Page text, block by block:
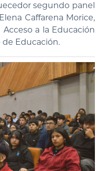
segundo panel
Caffarena Morice,
a la Educación
de Educación.